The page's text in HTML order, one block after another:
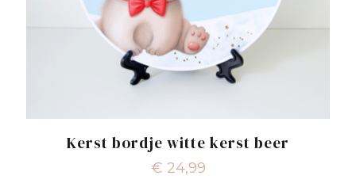
Kerst bordje witte kerst beer
€ 24,99